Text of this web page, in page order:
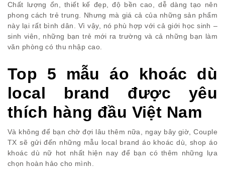
Chất lượng ổn, thiết kế đẹp, độ bền cao, dễ dàng tạo nên
phong cách trẻ trung. Nhưng mà giá cả của những sản phẩm
này lại rất bình dân. Vì vậy, nó phù hợp với cả giới học sinh –
sinh viên, những bạn trẻ mới ra trường và cả những bạn làm
văn phòng có thu nhập cao.
Top 5 mẫu áo khoác dù
local brand được yêu
thích hàng đầu Việt Nam
Và không để bạn chờ đợi lâu thêm nữa, ngay bây giờ, Couple
TX sẽ gửi đến những mẫu local brand áo khoác dù, shop áo
khoác dù nữ hot nhất hiện nay để bạn có thêm những lựa
chọn hoàn hảo cho mình.